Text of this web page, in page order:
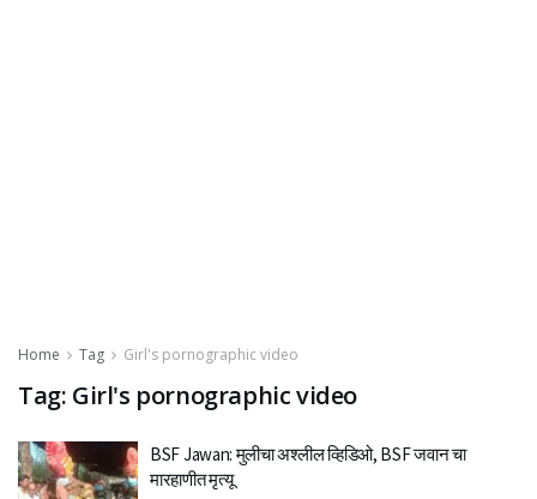
Home Tag Girl's pornographic video
Tag: Girl's pornographic video
BSF Jawan: मुलीचा अश्लील व्हिडिओ, BSF जवान चा
मारहाणीत मृत्यू